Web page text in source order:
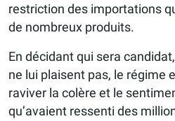
restriction des importations
de nombreux produits.
En décidant qui sera
ne lui plaisent pas, le régime
raviver la colère et le
qu’avaient ressenti des